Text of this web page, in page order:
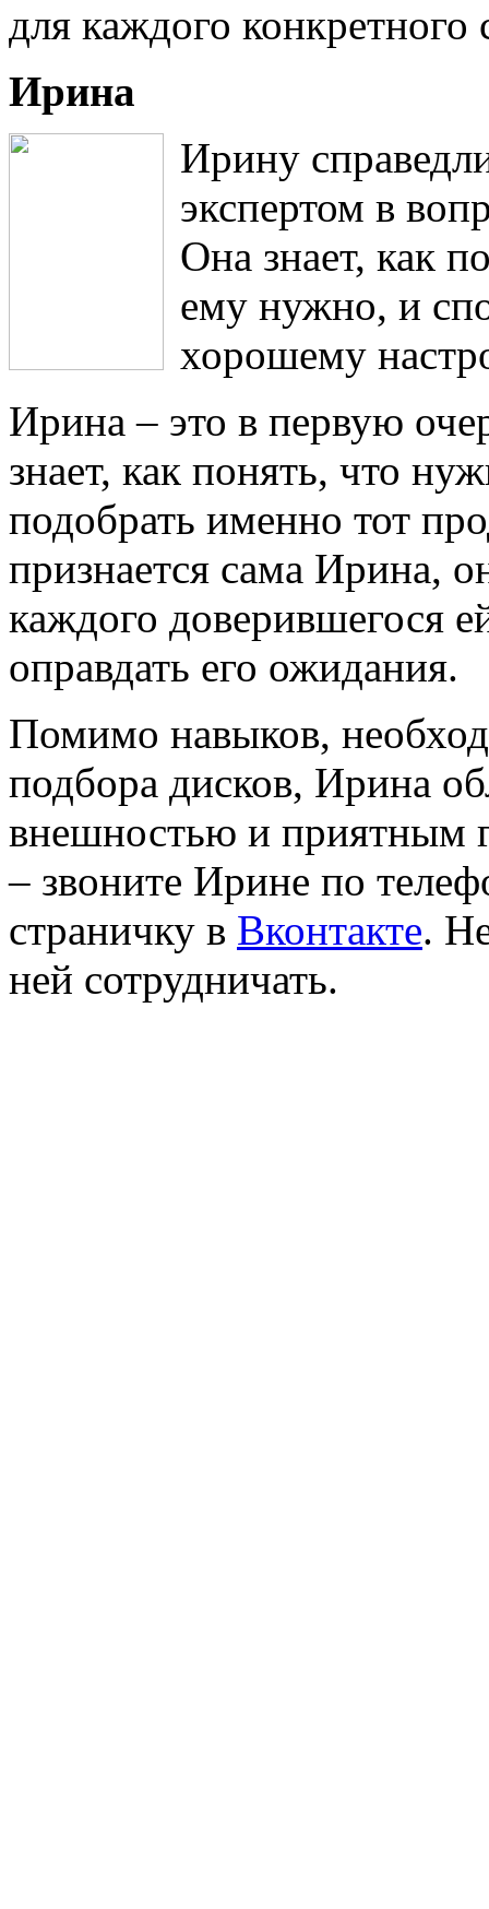
для каждого конкретного
Ирина
Ирину
экспертом в
Она знает, как
ему нужно, и
хорошему
Ирина – это в первую
знает, как понять, что
подобрать именно тот
признается сама Ирина,
каждого доверившегося
оправдать его ожидания.
Помимо навыков,
подбора дисков, Ирина
внешностью и приятным
– звоните Ирине по
страничку в Вконтакте.
ней сотрудничать.